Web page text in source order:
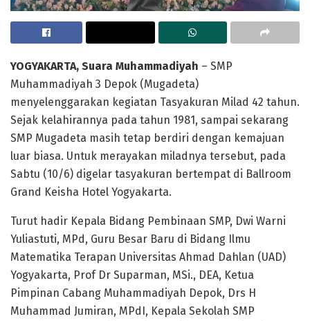
YOGYAKARTA, Suara Muhammadiyah – SMP
Muhammadiyah 3 Depok (Mugadeta)
menyelenggarakan kegiatan Tasyakuran Milad 42 tahun.
Sejak kelahirannya pada tahun 1981, sampai sekarang
SMP Mugadeta masih tetap berdiri dengan kemajuan
luar biasa. Untuk merayakan miladnya tersebut, pada
Sabtu (10/6) digelar tasyakuran bertempat di Ballroom
Grand Keisha Hotel Yogyakarta.
Turut hadir Kepala Bidang Pembinaan SMP, Dwi Warni
Yuliastuti, MPd, Guru Besar Baru di Bidang Ilmu
Matematika Terapan Universitas Ahmad Dahlan (UAD)
Yogyakarta, Prof Dr Suparman, MSi., DEA, Ketua
Pimpinan Cabang Muhammadiyah Depok, Drs H
Muhammad Jumiran, MPdI, Kepala Sekolah SMP